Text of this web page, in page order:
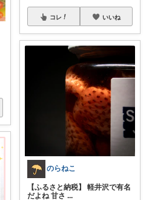
コレ いいね
のらねこ
【ふるさと納税】 軽井沢で有名
だよね 甘さ ...